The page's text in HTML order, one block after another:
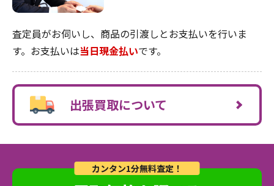
査定員がお伺いし、商品の引渡しとお支払いを行いま
す。お支払いは当日現金払いです。
出張買取について
カンタン1分無料査定！